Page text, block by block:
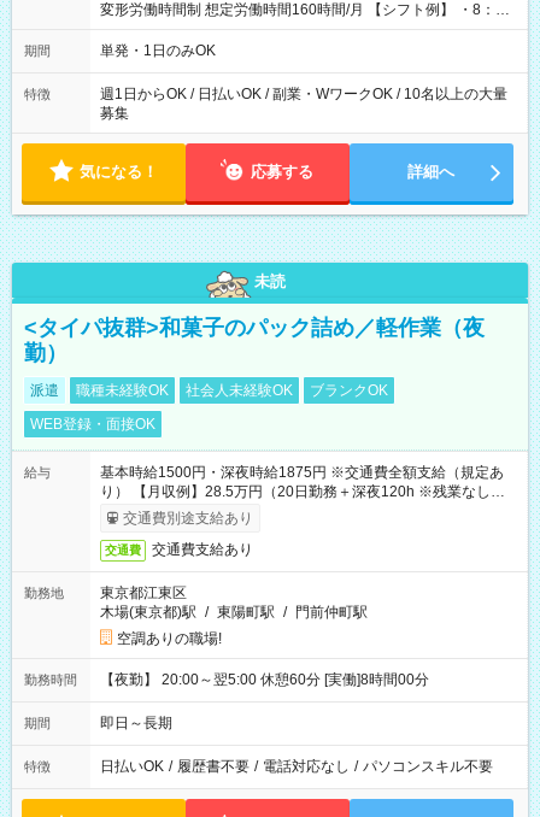
変形労働時間制 想定労働時間160時間/月 【シフト例】 ・8：00
～21：00
期間 単発・1日のみOK
特徴
週1日からOK / 日払いOK / 副業・WワークOK / 10名以上の大量
募集
気になる！ 応募する 詳細へ
未読
<タイパ抜群>和菓子のパック詰め／軽作業（夜
勤）
派遣 職種未経験OK 社会人未経験OK
ブランクOK
WEB登録・面接OK
給与
基本時給1500円・深夜時給1875円 ※交通費全額支給（規定あ
り） 【月収例】28.5万円（20日勤務＋深夜120h ※残業なしの場
合）交通費別途支給あり
交通費 交通費支給あり
勤務地
東京都江東区
木場(東京都)駅 / 東陽町駅 / 門前仲町駅
空調ありの職場!
勤務時間 【夜勤】 20:00～翌5:00 休憩60分 [実働]8時間00分
期間 即日～長期
特徴 日払いOK / 履歴書不要 / 電話対応なし / パソコンスキル不要